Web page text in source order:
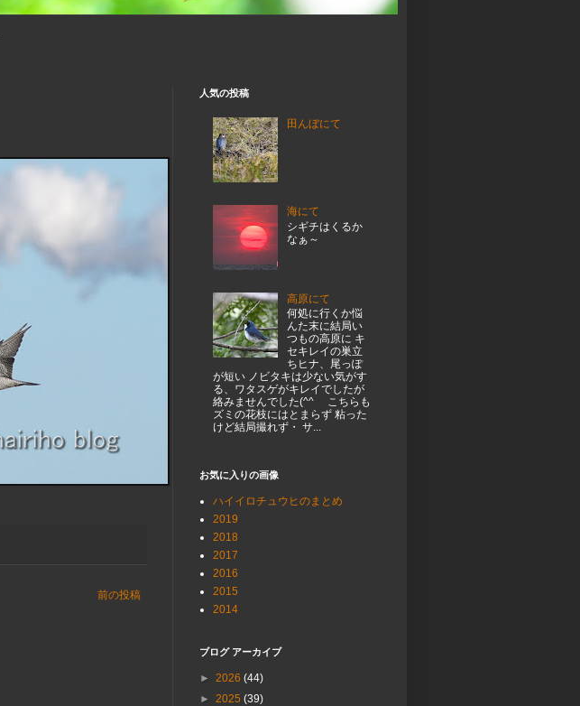
前の投稿
人気の投稿
田んぼにて
海にて
シギチはくるか
なぁ～
高原にて
何処に行くか悩
んた末に結局い
つもの高原に キ
セキレイの巣立
ちヒナ、尾っぽ
が短い ノビタキは少ない気がす
る、ワタスゲがキレイでしたが
絡みませんでした(^^ゞ こちらも
ズミの花枝にはとまらず 粘った
けど結局撮れず・ サ...
お気に入りの画像
ハイイロチュウヒのまとめ
2019
2018
2017
2016
2015
2014
ブログ アーカイブ
► 2026 (44)
► 2025 (39)